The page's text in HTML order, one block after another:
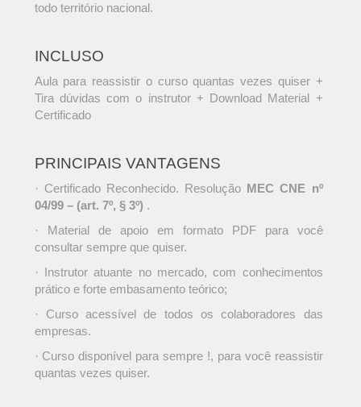
todo território nacional.
INCLUSO
Aula para reassistir o curso quantas vezes quiser +
Tira dúvidas com o instrutor + Download Material +
Certificado
PRINCIPAIS VANTAGENS
· Certificado Reconhecido. Resolução MEC CNE nº
04/99 – (art. 7º, § 3º) .
· Material de apoio em formato PDF para você
consultar sempre que quiser.
· Instrutor atuante no mercado, com conhecimentos
prático e forte embasamento teórico;
· Curso acessível de todos os colaboradores das
empresas.
· Curso disponível para sempre !, para você reassistir
quantas vezes quiser.